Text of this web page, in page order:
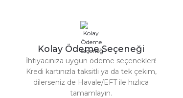
Kolay Ödeme Seçeneği
İhtiyacınıza uygun ödeme seçenekleri!
Kredi kartınızla taksitli ya da tek çekim,
dilerseniz de Havale/EFT ile hızlıca
tamamlayın.